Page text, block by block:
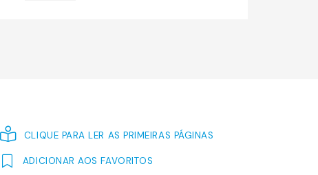
CLIQUE PARA LER AS PRIMEIRAS PÁGINAS
ADICIONAR AOS FAVORITOS